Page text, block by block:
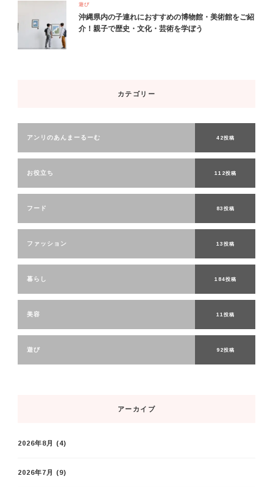
遊び
沖縄県内の子連れにおすすめの博物館・美術館をご紹
介！親子で歴史・文化・芸術を学ぼう
カテゴリー
アンリのあんまーるーむ 42投稿
お役立ち 112投稿
フード 83投稿
ファッション 13投稿
暮らし 184投稿
美容 11投稿
遊び 92投稿
アーカイブ
2026年8月 (4)
2026年7月 (9)